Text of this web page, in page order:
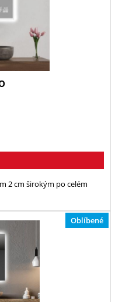
2 cm širokým po celém
Oblíbené